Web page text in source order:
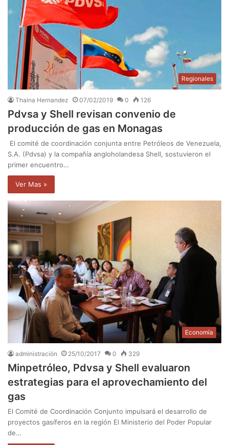
Regionales
Thaina Hernandez 07/02/2019 0 126
Pdvsa y Shell revisan convenio de
producción de gas en Monagas
El comité de coordinación conjunta entre Petróleos de Venezuela,
S.A. (Pdvsa) y la compañía angloholandesa Shell, sostuvieron el
primer encuentro…
Ver Mas »
Economía
administración 25/10/2017 0 329
Minpetróleo, Pdvsa y Shell evaluaron
estrategias para el aprovechamiento del
gas
El Comité de Coordinación Conjunto impulsará el desarrollo de
proyectos gasíferos en la región El Ministerio del Poder Popular
de…